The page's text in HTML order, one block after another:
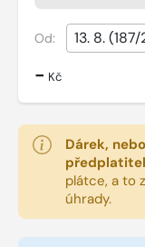
Od:
- Kč
Dárek,
plátce, a to
úhrady.